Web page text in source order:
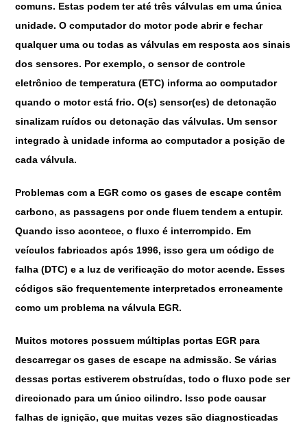
comuns. Estas podem ter até três válvulas em uma única
unidade. O computador do motor pode abrir e fechar
qualquer uma ou todas as válvulas em resposta aos sinais
dos sensores. Por exemplo, o sensor de controle
eletrônico de temperatura (ETC) informa ao computador
quando o motor está frio. O(s) sensor(es) de detonação
sinalizam ruídos ou detonação das válvulas. Um sensor
integrado à unidade informa ao computador a posição de
cada válvula.
Problemas com a EGR como os gases de escape contêm
carbono, as passagens por onde fluem tendem a entupir.
Quando isso acontece, o fluxo é interrompido. Em
veículos fabricados após 1996, isso gera um código de
falha (DTC) e a luz de verificação do motor acende. Esses
códigos são frequentemente interpretados erroneamente
como um problema na válvula EGR.
Muitos motores possuem múltiplas portas EGR para
descarregar os gases de escape na admissão. Se várias
dessas portas estiverem obstruídas, todo o fluxo pode ser
direcionado para um único cilindro. Isso pode causar
falhas de ignição, que muitas vezes são diagnosticadas